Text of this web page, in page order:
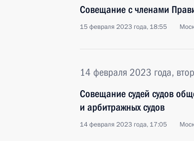
Совещание с членами
15 февраля 2023 года, 18:55
14 февраля 2023 года,
Совещание судей судов
и арбитражных судов
14 февраля 2023 года, 17:05